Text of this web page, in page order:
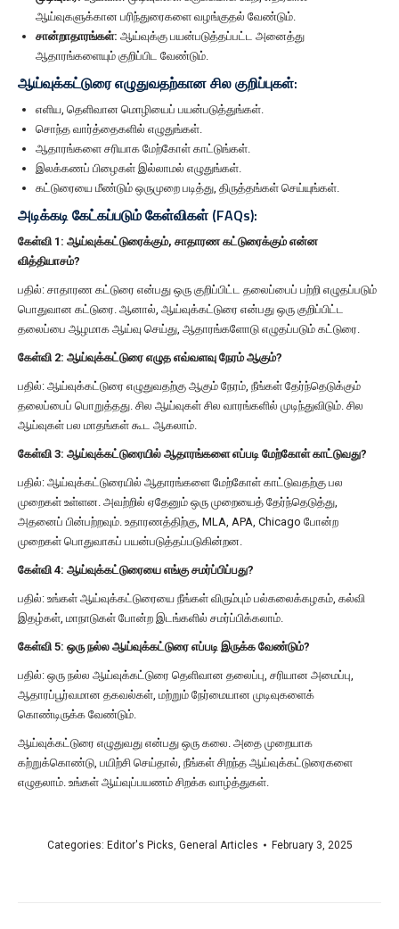
ஆய்வுகளுக்கான பரிந்துரைகளை வழங்குதல் வேண்டும்.
சான்றாதாரங்கள்: ஆய்வுக்கு பயன்படுத்தப்பட்ட அனைத்து
ஆதாரங்களையும் குறிப்பிட வேண்டும்.
ஆய்வுக்கட்டுரை எழுதுவதற்கான சில குறிப்புகள்:
எளிய, தெளிவான மொழியைப் பயன்படுத்துங்கள்.
சொந்த வார்த்தைகளில் எழுதுங்கள்.
ஆதாரங்களை சரியாக மேற்கோள் காட்டுங்கள்.
இலக்கணப் பிழைகள் இல்லாமல் எழுதுங்கள்.
கட்டுரையை மீண்டும் ஒருமுறை படித்து, திருத்தங்கள் செய்யுங்கள்.
அடிக்கடி கேட்கப்படும் கேள்விகள் (FAQs):
கேள்வி 1: ஆய்வுக்கட்டுரைக்கும், சாதாரண கட்டுரைக்கும் என்ன
வித்தியாசம்?
பதில்: சாதாரண கட்டுரை என்பது ஒரு குறிப்பிட்ட தலைப்பைப் பற்றி எழுதப்படும்
பொதுவான கட்டுரை. ஆனால், ஆய்வுக்கட்டுரை என்பது ஒரு குறிப்பிட்ட
தலைப்பை ஆழமாக ஆய்வு செய்து, ஆதாரங்களோடு எழுதப்படும் கட்டுரை.
கேள்வி 2: ஆய்வுக்கட்டுரை எழுத எவ்வளவு நேரம் ஆகும்?
பதில்: ஆய்வுக்கட்டுரை எழுதுவதற்கு ஆகும் நேரம், நீங்கள் தேர்ந்தெடுக்கும்
தலைப்பைப் பொறுத்தது. சில ஆய்வுகள் சில வாரங்களில் முடிந்துவிடும். சில
ஆய்வுகள் பல மாதங்கள் கூட ஆகலாம்.
கேள்வி 3: ஆய்வுக்கட்டுரையில் ஆதாரங்களை எப்படி மேற்கோள் காட்டுவது?
பதில்: ஆய்வுக்கட்டுரையில் ஆதாரங்களை மேற்கோள் காட்டுவதற்கு பல
முறைகள் உள்ளன. அவற்றில் ஏதேனும் ஒரு முறையைத் தேர்ந்தெடுத்து,
அதனைப் பின்பற்றவும். உதாரணத்திற்கு, MLA, APA, Chicago போன்ற
முறைகள் பொதுவாகப் பயன்படுத்தப்படுகின்றன.
கேள்வி 4: ஆய்வுக்கட்டுரையை எங்கு சமர்ப்பிப்பது?
பதில்: உங்கள் ஆய்வுக்கட்டுரையை நீங்கள் விரும்பும் பல்கலைக்கழகம், கல்வி
இதழ்கள், மாநாடுகள் போன்ற இடங்களில் சமர்ப்பிக்கலாம்.
கேள்வி 5: ஒரு நல்ல ஆய்வுக்கட்டுரை எப்படி இருக்க வேண்டும்?
பதில்: ஒரு நல்ல ஆய்வுக்கட்டுரை தெளிவான தலைப்பு, சரியான அமைப்பு,
ஆதாரப்பூர்வமான தகவல்கள், மற்றும் நேர்மையான முடிவுகளைக்
கொண்டிருக்க வேண்டும்.
ஆய்வுக்கட்டுரை எழுதுவது என்பது ஒரு கலை. அதை முறையாக
கற்றுக்கொண்டு, பயிற்சி செய்தால், நீங்கள் சிறந்த ஆய்வுக்கட்டுரைகளை
எழுதலாம். உங்கள் ஆய்வுப்பயணம் சிறக்க வாழ்த்துகள்.
Categories: Editor's Picks, General Articles February 3, 2025